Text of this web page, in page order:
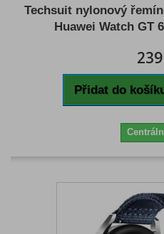
Techsuit nylonový
Huawei Watch GT
Přidat do